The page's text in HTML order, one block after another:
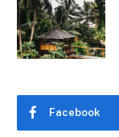
Facebook